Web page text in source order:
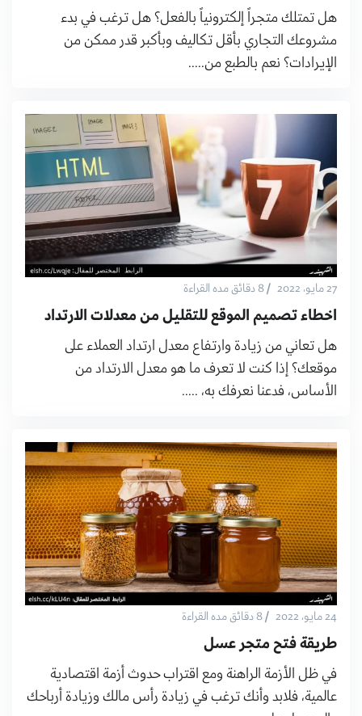
هل تمتلك متجراً إلكترونياً بالفعل؟ هل ترغب في بدء
مشروعك التجاري بأقل تكاليف وبأكبر قدر ممكن من
الإيرادات؟ نعم بالطبع من.....
27 مايو، 2022 /8 دقائق مده القراءة
اخطاء تصميم الموقع للتقليل من معدلات الارتداد
هل تعاني من زيادة وارتفاع معدل ارتداد العملاء على
موقعك؟ إذا كنت لا تعرف ما هو معدل الارتداد من
الأساس، فدعنا نعرفك به، .....
24 مايو، 2022 /8 دقائق مده القراءة
طريقة فتح متجر عسل
في ظل الأزمة الراهنة ومع اقتراب حدوث أزمة اقتصادية
عالمية، فلابد وأنك ترغب في زيادة رأس مالك وزيادة أرباحك